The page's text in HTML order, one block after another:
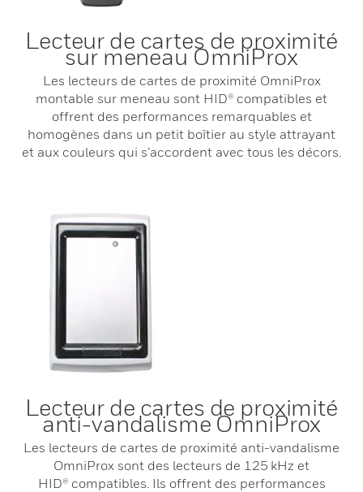
Lecteur de cartes de proximité
sur meneau OmniProx
Les lecteurs de cartes de proximité OmniProx
montable sur meneau sont HID® compatibles et
offrent des performances remarquables et
homogènes dans un petit boîtier au style attrayant
et aux couleurs qui s’accordent avec tous les décors.
Lecteur de cartes de proximité
anti-vandalisme OmniProx
Les lecteurs de cartes de proximité anti-vandalisme
OmniProx sont des lecteurs de 125 kHz et
HID® compatibles. Ils offrent des performances